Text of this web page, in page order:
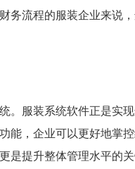
务流程的服装企业来说
。服装系统软件正是实
能，企业可以更好地掌
是提升整体管理水平的